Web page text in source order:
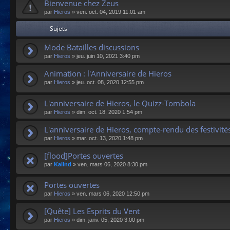
Bienvenue chez Zeus
par Hieros » ven. oct. 04, 2019 11:01 am
Sujets
Mode Batailles discussions
par Hieros » jeu. juin 10, 2021 3:40 pm
Animation : l'Anniversaire de Hieros
par Hieros » jeu. oct. 08, 2020 12:55 pm
L'anniversaire de Hieros, le Quizz-Tombola
par Hieros » dim. oct. 18, 2020 1:54 pm
L'anniversaire de Hieros, compte-rendu des
par Hieros » mar. oct. 13, 2020 1:48 pm
[flood]Portes ouvertes
par Kalind » ven. mars 06, 2020 8:30 pm
Portes ouvertes
par Hieros » ven. mars 06, 2020 12:50 pm
[Quête] Les Esprits du Vent
par Hieros » dim. janv. 05, 2020 3:00 pm